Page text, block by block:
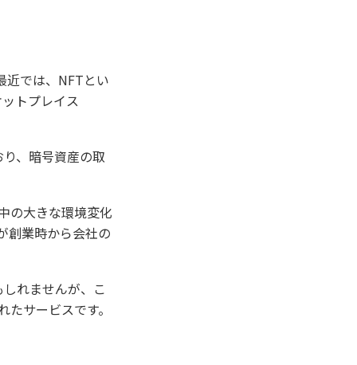
近では、NFTとい
トプレイス
、暗号資産の取
の大きな環境変化
創業時から会社の
れませんが、こ
サービスです。